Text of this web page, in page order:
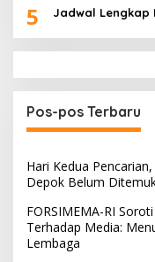
5 Jadwal Lengkap
Pos-pos Terbaru
Hari Kedua
Depok Belum
FORSIMEMA-RI
Terhadap Media:
Lembaga